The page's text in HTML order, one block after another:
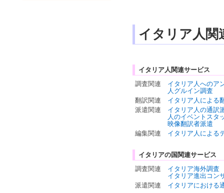
イタリア人関
イタリア人関連サービス
調査関連
イタリア人へのア
人グルイン調査
翻訳関連
イタリア人による
派遣関連
イタリア人の通訳
人のイベントスタ
映像翻訳者派遣
編集関連
イタリア人による
イタリアの国関連サービス
調査関連
イタリア海外調査
イタリア進出コン
派遣関連
イタリアにおける